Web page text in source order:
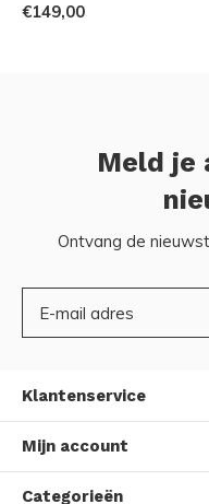
€149,00
Meld je
Ontvang de
Klantenservice
Mijn account
Categorieën